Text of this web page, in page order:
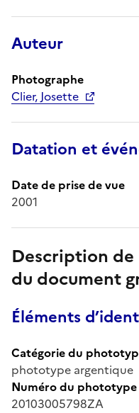
Auteur
Photographe
Clier, Josette
Datation et
Date de prise de vue
2001
Description
du document
Éléments
Catégorie du
phototype argentique
Numéro du phototype
20103005798ZA